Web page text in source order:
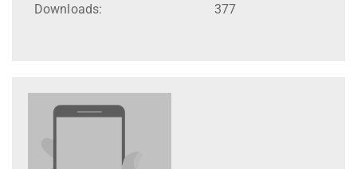
Downloads: 377